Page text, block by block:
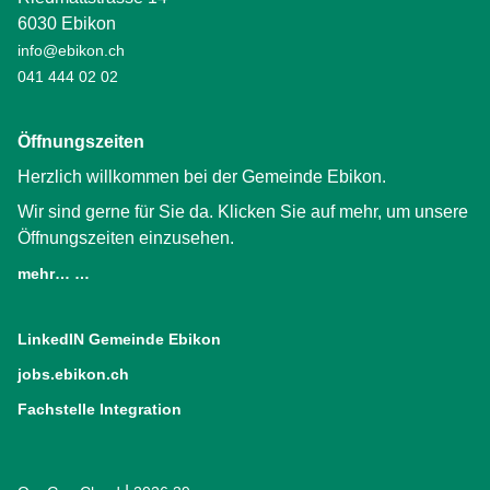
6030 Ebikon
info@ebikon.ch
041 444 02 02
Öffnungszeiten
Herzlich willkommen bei der Gemeinde Ebikon.
Wir sind gerne für Sie da. Klicken Sie auf mehr, um unsere
Öffnungszeiten einzusehen.
mehr… …
LinkedIN Gemeinde Ebikon
jobs.ebikon.ch
Fachstelle Integration